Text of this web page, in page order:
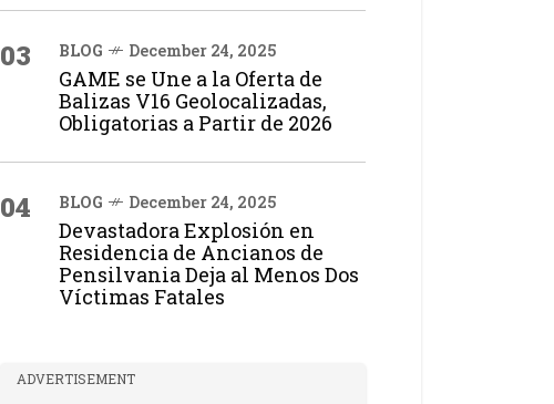
03 BLOG December 24, 2025
GAME se Une a la Oferta de
Balizas V16 Geolocalizadas,
Obligatorias a Partir de 2026
04 BLOG December 24, 2025
Devastadora Explosión en
Residencia de Ancianos de
Pensilvania Deja al Menos Dos
Víctimas Fatales
ADVERTISEMENT